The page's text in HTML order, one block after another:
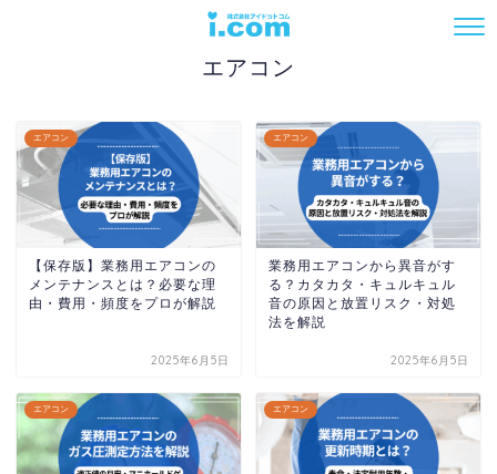
電話でお問い合わせ
― CATEGORY ―
エアコン
エアコン
【保存版】業務用エアコンの
メンテナンスとは？必要な理
由・費用・頻度をプロが解説
2025年6月5日
エアコン
業務用エアコンから異音がす
る？カタカタ・キュルキュル
音の原因と放置リスク・対処
法を解説
2025年6月5日
エアコン エアコン